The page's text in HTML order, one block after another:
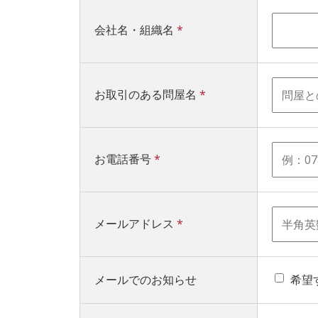
会社名・組織名 *
お取引のある問屋名 *
お電話番号*
メールアドレス *
メールでのお知らせ 希望